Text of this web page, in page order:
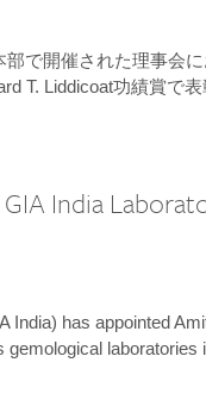
で開催された理事会
T. Liddicoat功績賞で表
India
India) has appointed
gemological laboratories